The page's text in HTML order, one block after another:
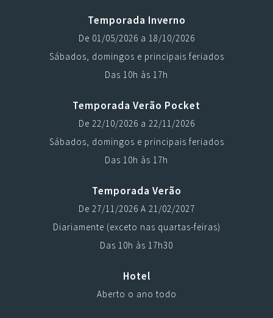
Temporada Inverno
De 01/05/2026 a 18/10/2026
Sábados, domingos e principais feriados
Das 10h às 17h
Temporada Verão Pocket
De 22/10/2026 a 22/11/2026
Sábados, domingos e principais feriados
Das 10h às 17h
Temporada Verão
De 27/11/2026 A 21/02/2027
Diariamente (exceto nas quartas-feiras)
Das 10h às 17h30
Hotel
Aberto o ano todo